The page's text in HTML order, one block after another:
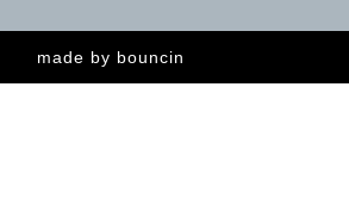
made by bouncin